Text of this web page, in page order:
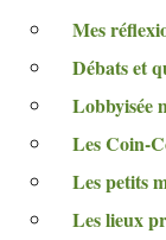
Mes
Débats et
Lobbyisée
Les Coin-
Les petits
Les lieux